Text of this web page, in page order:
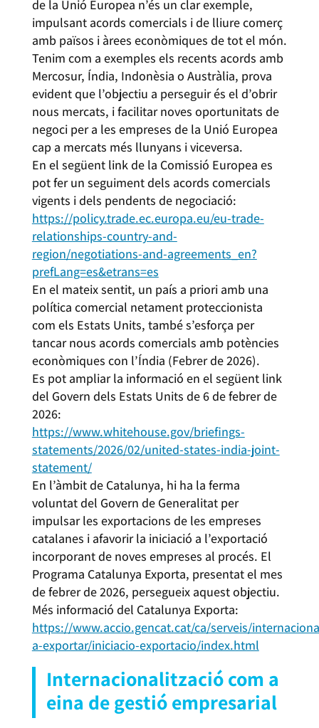
de la Unió Europea n’és un clar exemple,
impulsant acords comercials i de lliure comerç
amb països i àrees econòmiques de tot el món.
Tenim com a exemples els recents acords amb
Mercosur, Índia, Indonèsia o Austràlia, prova
evident que l’objectiu a perseguir és el d’obrir
nous mercats, i facilitar noves oportunitats de
negoci per a les empreses de la Unió Europea
cap a mercats més llunyans i viceversa.
En el següent link de la Comissió Europea es
pot fer un seguiment dels acords comercials
vigents i dels pendents de negociació:
https://policy.trade.ec.europa.eu/eu-trade-
relationships-country-and-
region/negotiations-and-agreements_en?
prefLang=es&etrans=es
En el mateix sentit, un país a priori amb una
política comercial netament proteccionista
com els Estats Units, també s’esforça per
tancar nous acords comercials amb potències
econòmiques con l’Índia (Febrer de 2026).
Es pot ampliar la informació en el següent link
del Govern dels Estats Units de 6 de febrer de
2026:
https://www.whitehouse.gov/briefings-
statements/2026/02/united-states-india-joint-
statement/
En l’àmbit de Catalunya, hi ha la ferma
voluntat del Govern de Generalitat per
impulsar les exportacions de les empreses
catalanes i afavorir la iniciació a l’exportació
incorporant de noves empreses al procés. El
Programa Catalunya Exporta, presentat el mes
de febrer de 2026, persegueix aquest objectiu.
Més informació del Catalunya Exporta:
https://www.accio.gencat.cat/ca/serveis/
a-exportar/iniciacio-exportacio/index.html
Internacionalització com a
eina de gestió empresarial